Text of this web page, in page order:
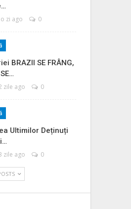
o zi ago 0
BRAZII SE FRÂNG,
zile ago 0
Ultimilor Deținuți
zile ago 0